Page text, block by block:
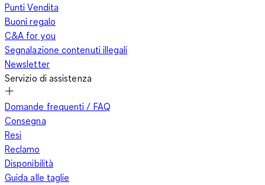
Punti Vendita
Buoni regalo
C&A for you
Segnalazione contenuti illegali
Newsletter
Servizio di assistenza
Domande frequenti / FAQ
Consegna
Resi
Reclamo
Disponibilità
Guida alle taglie